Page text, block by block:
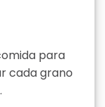
para
cada grano